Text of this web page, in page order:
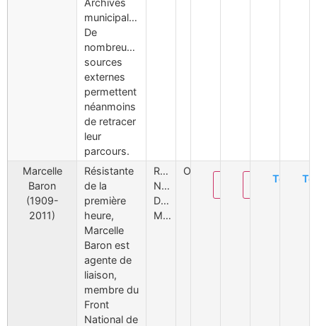
municipales.
De
nombreuses
sources
externes
permettent
néanmoins
de retracer
leur
parcours.
Marcelle
Baron
(1909-
2011)
Résistante
de la
première
heure,
Marcelle
Baron est
agente de
liaison,
membre du
Front
National de
Résistance,
Nantes,
Déportation,
Mémoire
Oui
Supprimer